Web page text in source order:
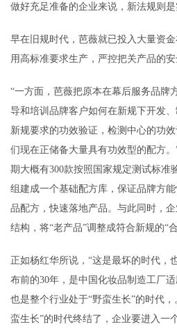
做好充足准备的企业来说，新法规则是
早在旧规时代，芭薇就已投入大量资
用高标准要求生产，严控把关产品的安
“一方面，芭薇把原本在幕后服务品牌
导和培训品牌客户如何在新规下开发
新规要求的功效验证，检测中心的功
们现在正储备大量具有功效型的配方
期大概有300款按照国家规定测试标准
组建成一个基础配方库，保证品牌方
品配方，快速落地产品。与此同时，
结构，将“老产品”调整成符合新规的“合
正如杨红华所说，“这是最坏的时代，
布前的30年，是中国化妆品制造工厂
也是整个行业处于“野蛮生长”的时代
蛮生长”的时代终结了，企业要进入一